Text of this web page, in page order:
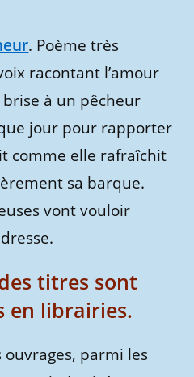
. Poème très
racontant l’amour
à un pêcheur
jour pour rapporter
comme elle rafraîchit
sa barque.
vont vouloir
titres sont
en librairies.
ouvrages, parmi les